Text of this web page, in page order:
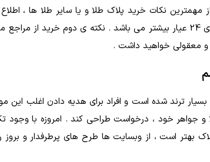
صورت که قیمت طلای 24 عیار بیشتر می باشد . نکته ی
و معقولی خواهید داشت .
بسیار ترند شده است و افراد برای هدیه دادن اغلب
و جواهر خود ، درخواست طراحی کند . امروزه با
بهتر است ، از وبسایت ها طرح های پرطرفدار و بروز